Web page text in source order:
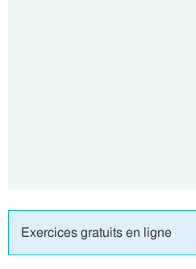
Exercices gratuits en ligne